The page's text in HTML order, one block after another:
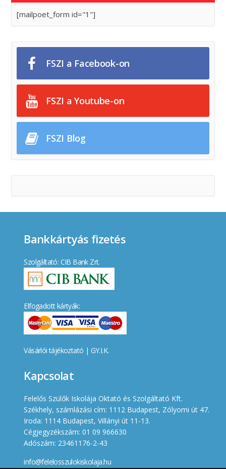
[mailpoet_form id="1"]
FSZI a Facebook-on
FSZI a Youtube-on
FSZI Blog
Bankkártyás fizetés
Szolgáltató: CIB Bank Zrt.
Elfogadott kártyák:
Vásárlói tájékoztató | GY.I.K.
Kapcsolat
Felelős Szülők Iskolája Oktató és Szolgáltató Kft.
Székhely, számlázási cím: 1112 Budapest, Zólyomi út 47.
Iroda: 1114 Budapest, Villányi út 11-13.
Cégjegyzékszám: 01 09 966630
Adószám: 23461176-2-43
info@felelosszulokiskolaja.hu